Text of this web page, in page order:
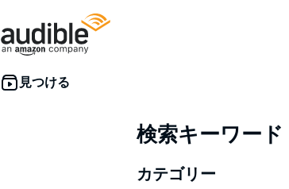
検索キーワー
カテゴリー